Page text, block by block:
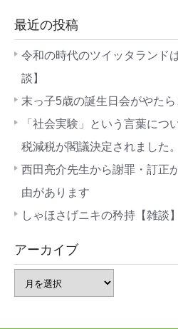
最近の投稿
令和の時代のツイッタランド
談】
末っ子5歳の誕生日会がやたら
「社会実験」という言葉につ
税減税が閣議決定されました。
西田亮介先生から謝罪・訂正
由があります
しゃほさげニキの矜持【雑談】
アーカイブ